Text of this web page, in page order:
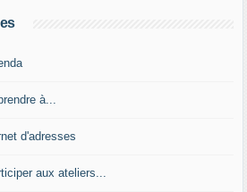
à...
d'adresses
aux ateliers...